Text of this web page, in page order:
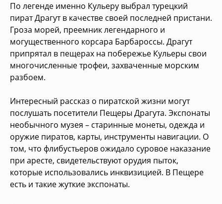
По легенде именно Кульеру выбрал турецкий
пират Драгут в качестве своей последней пристани.
Гроза морей, преемник легендарного и
могущественного корсара Барбароссы. Драгут
припрятал в пещерах на побережье Кульеры свои
многочисленные трофеи, захваченные морским
разбоем.
Интересный рассказ о пиратской жизни могут
послушать посетители Пещеры Драгута. Экспонаты
необычного музея – старинные монеты, одежда и
оружие пиратов, карты, инструменты навигации. О
том, что флибустьеров ожидало суровое наказание
при аресте, свидетельствуют орудия пыток,
которые использовались инквизицией. В Пещере
есть и такие жуткие экспонаты.